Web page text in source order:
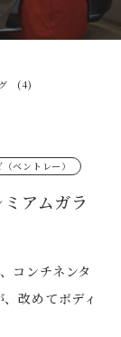
グ (4)
ベントレー）
アムガラ
コンチネンタ
改めてボディ